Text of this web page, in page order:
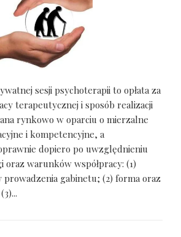
sesji psychoterapii to opłata za
terapeutycznej i sposób realizacji
rynkowo w oparciu o mierzalne
i kompetencyjne, a
dopiero po uwzględnieniu
oraz warunków współpracy: (1)
prowadzenia gabinetu; (2) forma oraz